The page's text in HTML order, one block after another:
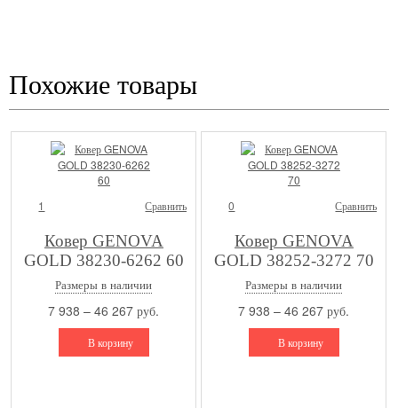
Похожие товары
1 Сравнить
Ковер GENOVA
GOLD 38230-6262 60
Размеры в наличии
7 938 – 46 267 руб.
В корзину
0 Сравнить
Ковер GENOVA
GOLD 38252-3272 70
Размеры в наличии
7 938 – 46 267 руб.
В корзину